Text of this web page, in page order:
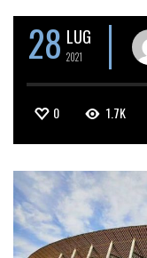
28 LUG
2021
0 1.7K